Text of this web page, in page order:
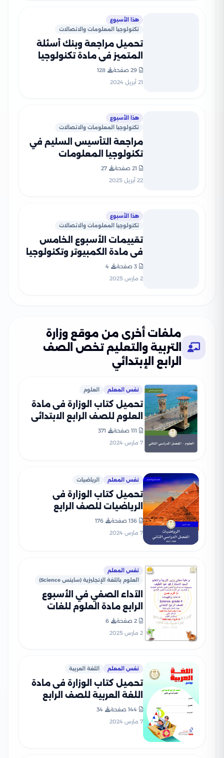
هذا الأسبوع
تكنولوجيا المعلومات والاتصالات
تحميل مراجعة وبنك أسئلة
المتميز في مادة تكنولوجيا
المعلومات للصف الرابع
الابتدائي الترم الثاني
29 صفحة
128
21 أبريل 2024
هذا الأسبوع
تكنولوجيا المعلومات والاتصالات
مراجعة التأسيس السليم في
تكنولوجيا المعلومات
والاتصالات لرابعة ابتدائي على
21 صفحة
27
22 أبريل 2025
هذا الأسبوع
تكنولوجيا المعلومات والاتصالات
تقييمات الأسبوع الخامس
في مادة الكمبيوتر وتكنولوجيا
المعلومات للصف الرابع
3 صفحة
4
2 مارس 2025
ملفات أخرى من موقع وزارة
التربية والتعليم تخص الصف
الرابع الإبتدائي
نفس المعلم العلوم
تحميل كتاب الوزارة فى مادة
العلوم للصف الرابع الابتدائى
الترم الثانى 2024 بصيغة PDF
111 صفحة
371
7 مارس 2024
نفس المعلم الرياضيات
تحميل كتاب الوزارة فى
الرياضيات للصف الرابع
بصيغة PDF
136 صفحة
176
7 مارس 2024
نفس المعلم
العلوم باللغة الإنجليزية (ساينس Science)
الآداء الصفي في الأسبوع
الرابع مادة العلوم للغات
Science للصف الرابع الإبتدائي
الترم الثاني 2025 بصيغة PDF
2 صفحة
6
2 مارس 2025
نفس المعلم اللغة العربية
تحميل كتاب الوزارة فى مادة
اللغة العربية للصف الرابع
بصيغة PDF
144 صفحة
34
7 مارس 2024